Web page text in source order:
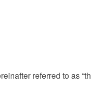
referred to as